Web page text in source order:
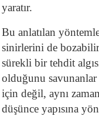
yaratır.
Bu anlatılan
sinirlerini de
sürekli bir tehdit
olduğunu savunanlar
için değil, aynı
düşünce yapısına